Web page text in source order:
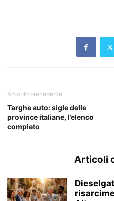
Articolo precedente
Targhe auto: sigle delle
province italiane, l’elenco
completo
Articoli